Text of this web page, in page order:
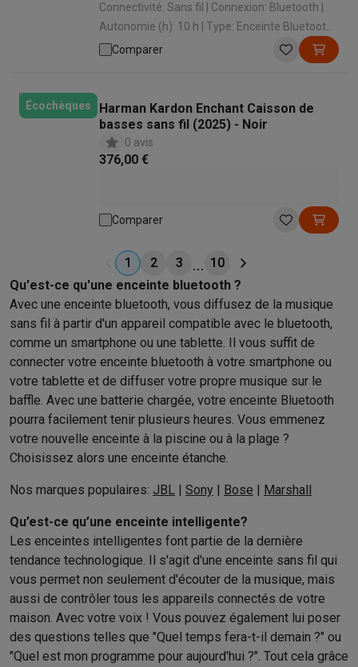
Connectivité: Sans fil | Connexion: Bluetooth |
Autonomie (h): 10 h | Type: Enceinte Bluetooth |
Enceintes connectables: Oui
Comparer
Écochèques
Harman Kardon Enchant Caisson de
basses sans fil (2025) - Noir
0 avis
376,00 €
Comparer
1 2 3
10
Qu'est-ce qu'une enceinte bluetooth ?
Avec une enceinte bluetooth, vous diffusez de la musique
sans fil à partir d'un appareil compatible avec le bluetooth,
comme un smartphone ou une tablette. Il vous suffit de
connecter votre enceinte bluetooth à votre smartphone ou
votre tablette et de diffuser votre propre musique sur le
baffle. Avec une batterie chargée, votre enceinte Bluetooth
pourra facilement tenir plusieurs heures. Vous emmenez
votre nouvelle enceinte à la piscine ou à la plage ?
Choisissez alors une enceinte étanche.
Nos marques populaires: JBL | Sony | Bose | Marshall
Qu’est-ce qu’une enceinte intelligente?
Les enceintes intelligentes font partie de la dernière
tendance technologique. Il s'agit d'une enceinte sans fil qui
vous permet non seulement d'écouter de la musique, mais
aussi de contrôler tous les appareils connectés de votre
maison. Avec votre voix ! Vous pouvez également lui poser
des questions telles que "Quel temps fera-t-il demain ?" ou
"Quel est mon programme pour aujourd'hui ?". Tout cela grâce